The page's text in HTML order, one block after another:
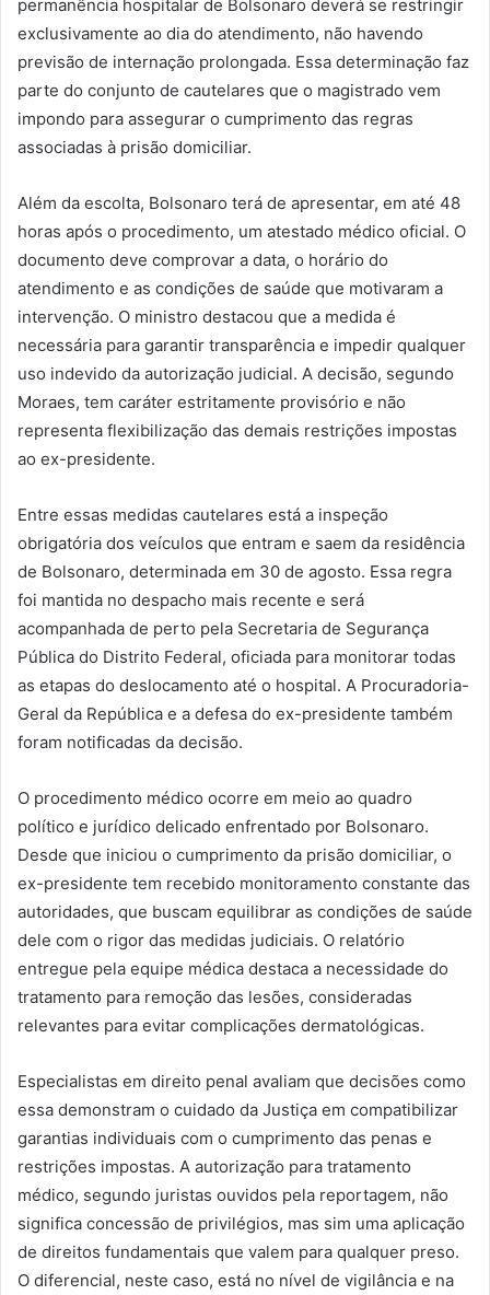
permanência hospitalar de Bolsonaro deverá se restringir
exclusivamente ao dia do atendimento, não havendo
previsão de internação prolongada. Essa determinação faz
parte do conjunto de cautelares que o magistrado vem
impondo para assegurar o cumprimento das regras
associadas à prisão domiciliar.
Além da escolta, Bolsonaro terá de apresentar, em até 48
horas após o procedimento, um atestado médico oficial. O
documento deve comprovar a data, o horário do
atendimento e as condições de saúde que motivaram a
intervenção. O ministro destacou que a medida é
necessária para garantir transparência e impedir qualquer
uso indevido da autorização judicial. A decisão, segundo
Moraes, tem caráter estritamente provisório e não
representa flexibilização das demais restrições impostas
ao ex-presidente.
Entre essas medidas cautelares está a inspeção
obrigatória dos veículos que entram e saem da residência
de Bolsonaro, determinada em 30 de agosto. Essa regra
foi mantida no despacho mais recente e será
acompanhada de perto pela Secretaria de Segurança
Pública do Distrito Federal, oficiada para monitorar todas
as etapas do deslocamento até o hospital. A Procuradoria-
Geral da República e a defesa do ex-presidente também
foram notificadas da decisão.
O procedimento médico ocorre em meio ao quadro
político e jurídico delicado enfrentado por Bolsonaro.
Desde que iniciou o cumprimento da prisão domiciliar, o
ex-presidente tem recebido monitoramento constante das
autoridades, que buscam equilibrar as condições de saúde
dele com o rigor das medidas judiciais. O relatório
entregue pela equipe médica destaca a necessidade do
tratamento para remoção das lesões, consideradas
relevantes para evitar complicações dermatológicas.
Especialistas em direito penal avaliam que decisões como
essa demonstram o cuidado da Justiça em compatibilizar
garantias individuais com o cumprimento das penas e
restrições impostas. A autorização para tratamento
médico, segundo juristas ouvidos pela reportagem, não
significa concessão de privilégios, mas sim uma aplicação
de direitos fundamentais que valem para qualquer preso.
O diferencial, neste caso, está no nível de vigilância e na